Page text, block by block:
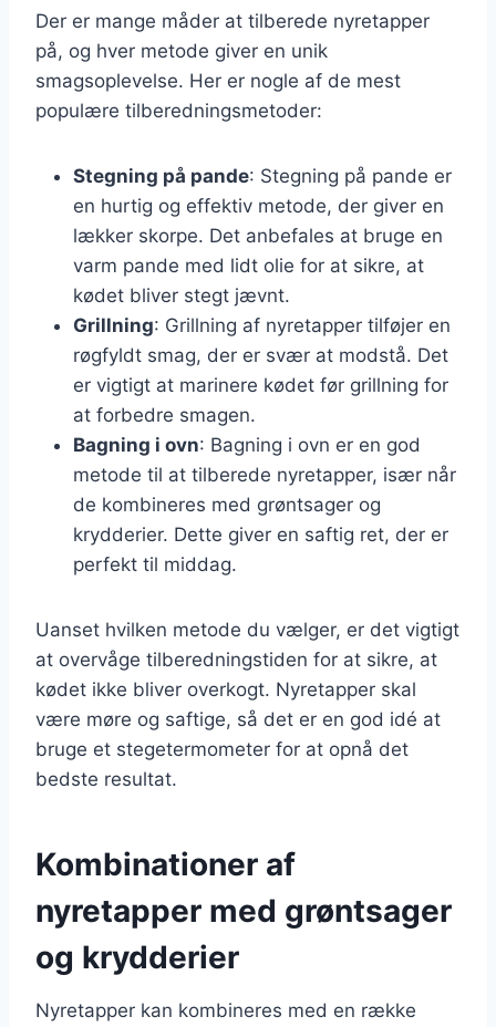
Der er mange måder at tilberede nyretapper
på, og hver metode giver en unik
smagsoplevelse. Her er nogle af de mest
populære tilberedningsmetoder:
Stegning på pande: Stegning på pande er
en hurtig og effektiv metode, der giver en
lækker skorpe. Det anbefales at bruge en
varm pande med lidt olie for at sikre, at
kødet bliver stegt jævnt.
Grillning: Grillning af nyretapper tilføjer en
røgfyldt smag, der er svær at modstå. Det
er vigtigt at marinere kødet før grillning for
at forbedre smagen.
Bagning i ovn: Bagning i ovn er en god
metode til at tilberede nyretapper, især når
de kombineres med grøntsager og
krydderier. Dette giver en saftig ret, der er
perfekt til middag.
Uanset hvilken metode du vælger, er det vigtigt
at overvåge tilberedningstiden for at sikre, at
kødet ikke bliver overkogt. Nyretapper skal
være møre og saftige, så det er en god idé at
bruge et stegetermometer for at opnå det
bedste resultat.
Kombinationer af
nyretapper med grøntsager
og krydderier
Nyretapper kan kombineres med en række